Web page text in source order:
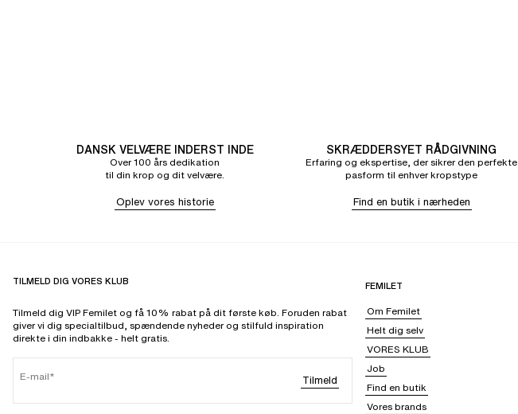
DANSK VELVÆRE INDERST INDE
Over 100 års dedikation
til din krop og dit velvære.
Oplev vores historie
SKRÆDDERSYET RÅDGIVNING
Erfaring og ekspertise, der sikrer den perfekte
pasform til enhver kropstype
Find en butik i nærheden
TILMELD DIG VORES KLUB
Tilmeld dig VIP Femilet og få 10% rabat på dit første køb. Foruden rabat
giver vi dig specialtilbud, spændende nyheder og stilfuld inspiration
direkte i din indbakke - helt gratis.
E-mail Tilmeld
FEMILET
Om Femilet
Helt dig selv
VORES KLUB
Job
Find en butik
Vores brands